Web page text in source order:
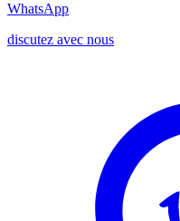
WhatsApp
discutez avec nous